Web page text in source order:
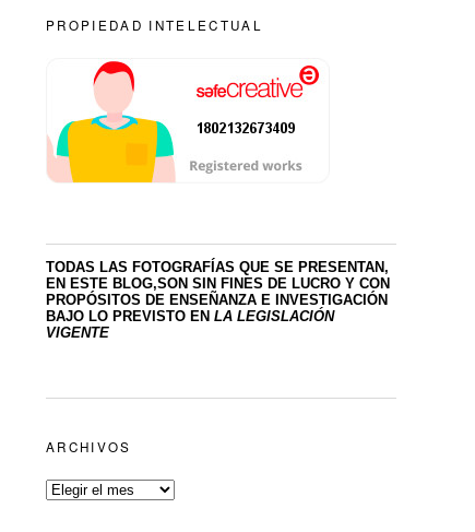
PROPIEDAD INTELECTUAL
TODAS LAS FOTOGRAFÍAS QUE SE PRESENTAN,
EN ESTE BLOG,SON SIN FINES DE LUCRO Y CON
PROPÓSITOS DE ENSEÑANZA E INVESTIGACIÓN
BAJO LO PREVISTO EN LA LEGISLACIÓN
VIGENTE
ARCHIVOS